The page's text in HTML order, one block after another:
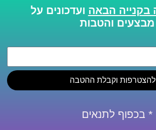
ועדכונים על
מבצעים והטבות
להצטרפות וקבלת ההטבה
* בכפוף לתנאים